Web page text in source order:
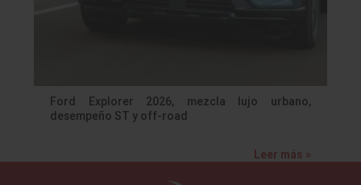
Ford Explorer 2026, mezcla lujo urbano,
desempeño ST y off-road
Leer más »